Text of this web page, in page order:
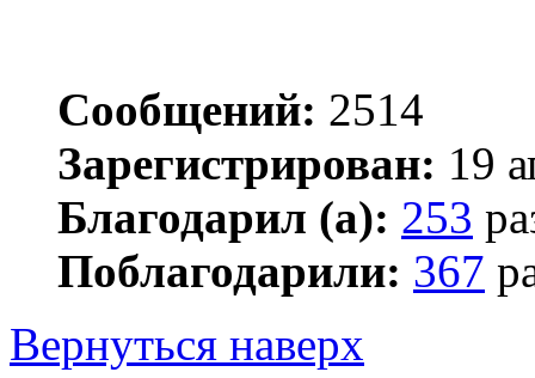
Сообщений: 2514
Зарегистрирован: 19
Благодарил (а): 253
Поблагодарили: 367
Вернуться наверх